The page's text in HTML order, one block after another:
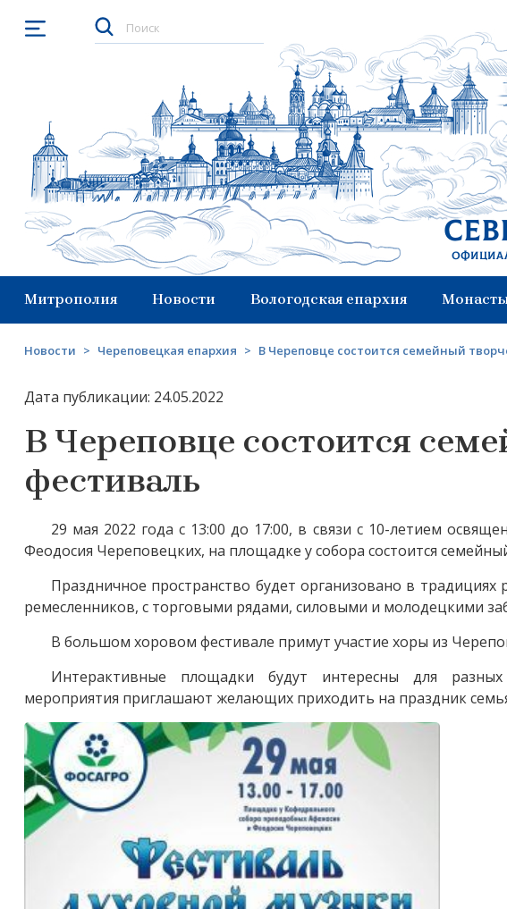
Открыть меню
Митрополия Новости Вологодская епархия
Новости > Череповецкая епархия > В Череповце состоится семейный
Дата публикации: 24.05.2022
В Череповце состоится
фестиваль
29 мая 2022 года с 13:00 до 17:00, в связи с 10-летием
Феодосия Череповецких, на площадке у собора состоится
Праздничное пространство будет организовано в традициях
ремесленников, с торговыми рядами, силовыми и молодецкими
В большом хоровом фестивале примут участие хоры из
Интерактивные площадки будут интересны для
мероприятия приглашают желающих приходить на праздник